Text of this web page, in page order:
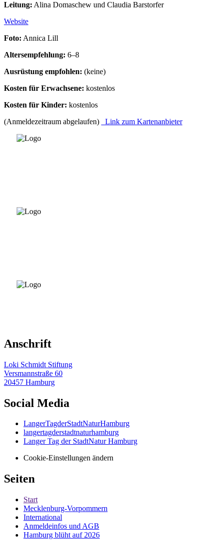
Leitung: Alina Domaschew und Claudia Barstorfer
Website
Foto: Annica Lill
Altersempfehlung: 6–8
Ausrüstung empfohlen: (keine)
Kosten für Erwachsene: kostenlos
Kosten für Kinder: kostenlos
(Anmeldezeitraum abgelaufen)
Link zum Kartenanbieter
Anschrift
Loki Schmidt Stiftung
Versmannstraße 60
20457 Hamburg
Social Media
LangerTagderStadtNaturHamburg
langertagderstadtnaturhamburg
Langer Tag der StadtNatur Hamburg
Cookie-Einstellungen ändern
Seiten
Start
Mecklenburg-Vorpommern
International
Anmeldeinfos und AGB
Hamburg blüht auf 2026